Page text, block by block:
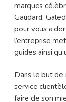
marques
Gaudard,
pour vous
l’entreprise
guides ainsi
Dans le but de
service
faire de son